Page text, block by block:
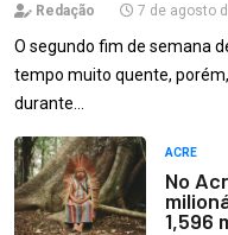
Redação 7 de agosto
O segundo fim de semana
tempo muito quente,
durante…
ACRE
No
1,596